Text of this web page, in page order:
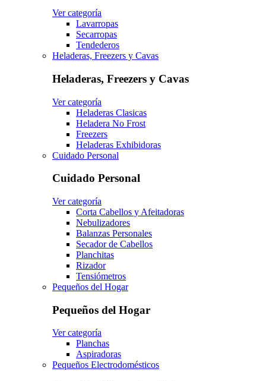
Ver categoría
Lavarropas
Secarropas
Tendederos
Heladeras, Freezers y Cavas
Heladeras, Freezers y Cavas
Ver categoría
Heladeras Clasicas
Heladera No Frost
Freezers
Heladeras Exhibidoras
Cuidado Personal
Cuidado Personal
Ver categoría
Corta Cabellos y Afeitadoras
Nebulizadores
Balanzas Personales
Secador de Cabellos
Planchitas
Rizador
Tensiómetros
Pequeños del Hogar
Pequeños del Hogar
Ver categoría
Planchas
Aspiradoras
Pequeños Electrodomésticos